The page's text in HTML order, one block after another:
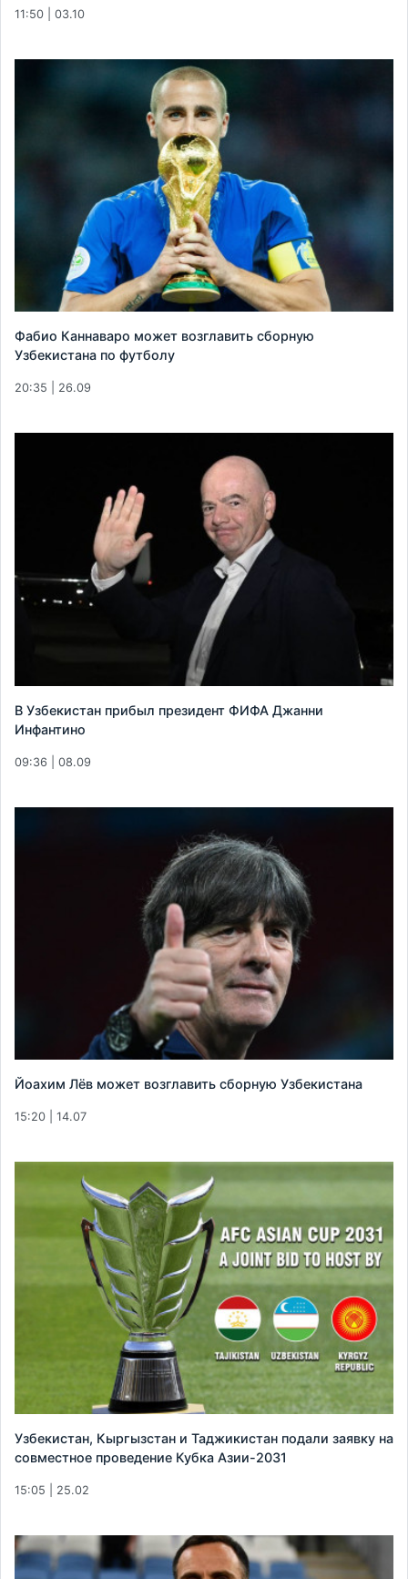
11:50 | 03.10
Фабио Каннаваро может возглавить сборную
Узбекистана по футболу
20:35 | 26.09
В Узбекистан прибыл президент ФИФА Джанни
Инфантино
09:36 | 08.09
Йоахим Лёв может возглавить сборную Узбекистана
15:20 | 14.07
Узбекистан, Кыргызстан и Таджикистан подали заявку на
совместное проведение Кубка Азии-2031
15:05 | 25.02